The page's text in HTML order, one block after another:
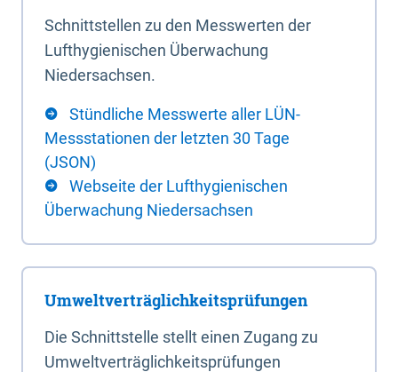
Schnittstellen zu den Messwerten der
Lufthygienischen Überwachung
Niedersachsen.
Stündliche Messwerte aller LÜN-
Messstationen der letzten 30 Tage
(JSON)
Webseite der Lufthygienischen
Überwachung Niedersachsen
Umweltverträglichkeitsprüfungen
Die Schnittstelle stellt einen Zugang zu
Umweltverträglichkeitsprüfungen